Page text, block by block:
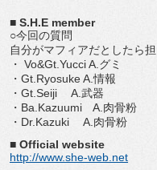
■ S.H.E member
○今回の質問
自分がマフィアだとしたら
・ Vo&Gt.Yucci A.グミ
・Gt.Ryosuke A.情報
・Gt.Seiji A.武器
・Ba.Kazuumi A.肉骨粉
・Dr.Kazuki A.肉骨粉
■ Official website
http://www.she-web.net